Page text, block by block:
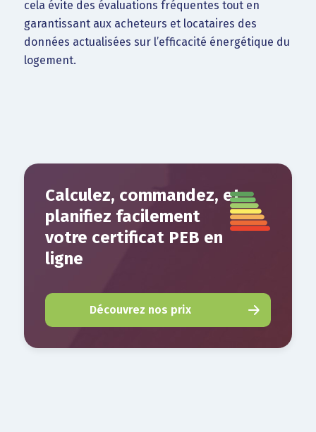
cela évite des évaluations fréquentes tout en
garantissant aux acheteurs et locataires des
données actualisées sur l’efficacité énergétique du
logement.
Calculez, commandez, et
planifiez facilement
votre certificat PEB en
ligne
Découvrez nos prix